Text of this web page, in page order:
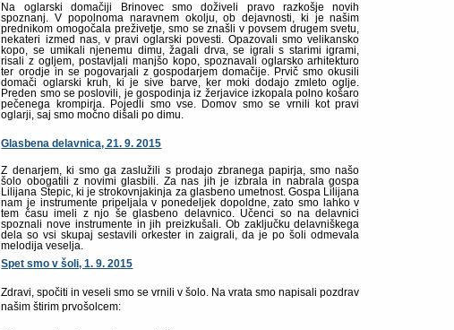
Na oglarski domačiji Brinovec smo doživeli pravo razkošje novih
spoznanj. V popolnoma naravnem okolju, ob dejavnosti, ki je našim
prednikom omogočala preživetje, smo se znašli v povsem drugem svetu,
nekateri izmed nas, v pravi oglarski povesti. Opazovali smo velikansko
kopo, se umikali njenemu dimu, žagali drva, se igrali s starimi igrami,
risali z ogljem, postavljali manjšo kopo, spoznavali oglarsko arhitekturo
ter orodje in se pogovarjali z gospodarjem domačije. Prvič smo okusili
domači oglarski kruh, ki je sive barve, ker moki dodajo zmleto oglje.
Preden smo se poslovili, je gospodinja iz žerjavice izkopala polno košaro
pečenega krompirja. Pojedli smo vse. Domov smo se vrnili kot pravi
oglarji, saj smo močno dišali po dimu.
Glasbena delavnica, 21. 9. 2015
Z denarjem, ki smo ga zaslužili s prodajo zbranega papirja, smo našo
šolo obogatili z novimi glasbili. Za nas jih je izbrala in nabrala gospa
Lilijana Stepic, ki je strokovnjakinja za glasbeno umetnost. Gospa Lilijana
nam je instrumente pripeljala v ponedeljek dopoldne, zato smo lahko v
tem času imeli z njo še glasbeno delavnico. Učenci so na delavnici
spoznali nove instrumente in jih preizkušali. Ob zaključku delavniškega
dela so vsi skupaj sestavili orkester in zaigrali, da je po šoli odmevala
melodija veselja.
Spet smo v šoli, 1. 9. 2015
Zdravi, spočiti in veseli smo se vrnili v šolo. Na vrata smo napisali pozdrav
našim štirim prvošolcem: